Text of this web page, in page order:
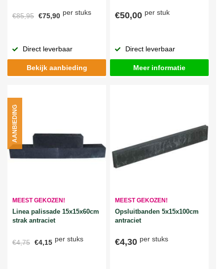
€85,95 €75,90 per stuks
Direct leverbaar
Bekijk aanbieding
€50,00 per stuk
Direct leverbaar
Meer informatie
MEEST GEKOZEN!
Linea palissade 15x15x60cm
strak antraciet
€4,75 €4,15 per stuks
AANBIEDING
MEEST GEKOZEN!
Opsluitbanden 5x15x100cm
antraciet
€4,30 per stuks